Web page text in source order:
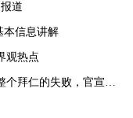
道
本信息讲解
观热点
败，官宣的时机让我无言